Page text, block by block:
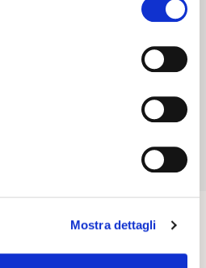
Mostra dettagli